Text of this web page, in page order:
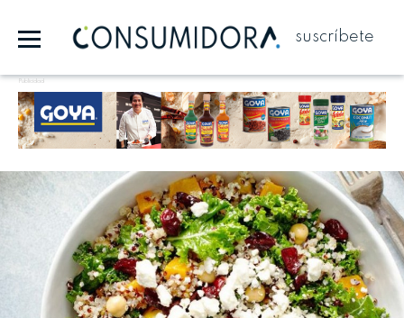
suscríbete
Publicidad